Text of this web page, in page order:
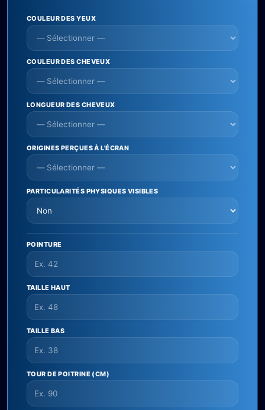
COULEUR DES YEUX
COULEUR DES CHEVEUX
LONGUEUR DES CHEVEUX
ORIGINES PERÇUES À L'ÉCRAN
PARTICULARITÉS PHYSIQUES VISIBLES
POINTURE
TAILLE HAUT
TAILLE BAS
TOUR DE POITRINE (CM)